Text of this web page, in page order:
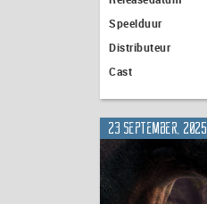
Speelduur
Distributeur
Cast
23 september, 2025